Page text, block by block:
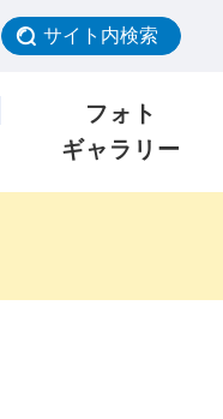
サイト内検索
フォト
ギャラリー